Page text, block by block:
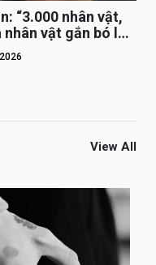
“3.000 nhân vật,
vật gắn bó lâu
View All